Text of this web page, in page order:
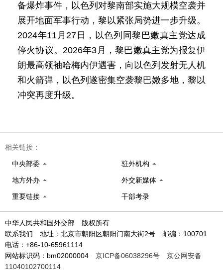
备爆炸事件，以色列对黎南部实施大规模空袭并
展开地面军事行动，黎以紧张局势进一步升级。
2024年11月27日，以色列同黎巴嫩真主党达成
停火协议。2026年3月，黎巴嫩真主党为报复伊
朗最高领袖哈梅内伊遇害，向以色列发射无人机
和火箭弹，以色列遂密集空袭黎巴嫩多地，黎以
冲突再度升级。
相关链接：
中央部委 驻外机构
地方外办 外交新媒体
重要链接 干部考录
中华人民共和国外交部 版权所有
联系我们 地址：北京市朝阳区朝阳门南大街2号 邮编：100701
电话：+86-10-65961114
网站标识码：bm02000004 京ICP备06038296号
京公网安备
11040102700114